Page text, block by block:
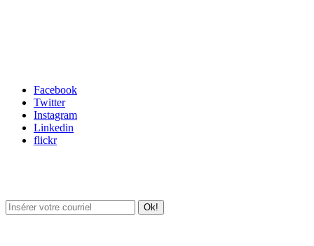
Facebook
Twitter
Instagram
Linkedin
flickr